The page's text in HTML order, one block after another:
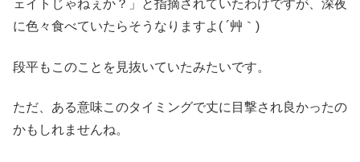
ェイトじゃねぇか？」と指摘されていたわけですが、深夜
に色々食べていたらそうなりますよ( ´艸｀)
段平もこのことを見抜いていたみたいです。
ただ、ある意味このタイミングで丈に目撃され良かったの
かもしれませんね。